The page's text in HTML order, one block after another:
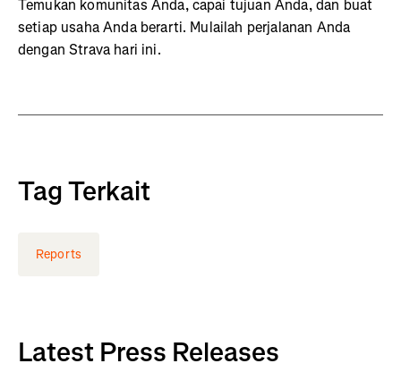
Temukan komunitas Anda, capai tujuan Anda, dan buat
setiap usaha Anda berarti. Mulailah perjalanan Anda
dengan Strava hari ini.
Tag Terkait
Reports
Latest Press Releases